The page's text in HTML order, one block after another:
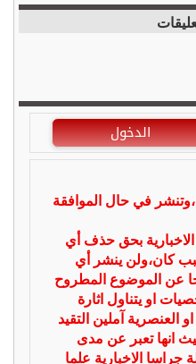
الدخول
في حال الموافقة
بحق حذف أي
كان،ولن ينشر أي
عن الموضوع المطروح
او يتناول اثارة
العنصرية آملين التقيد
انها تعبر عن مدى
جراسا الاخبارية علما